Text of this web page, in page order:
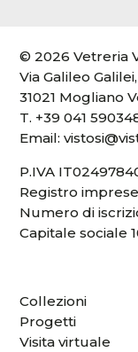
© 2026 Vetreria
Via Galileo
31021 Mogliano
T. +39 041
Email:
P.IVA
Registro
Numero di
Capitale sociale
Collezioni
Progetti
Visita virtuale